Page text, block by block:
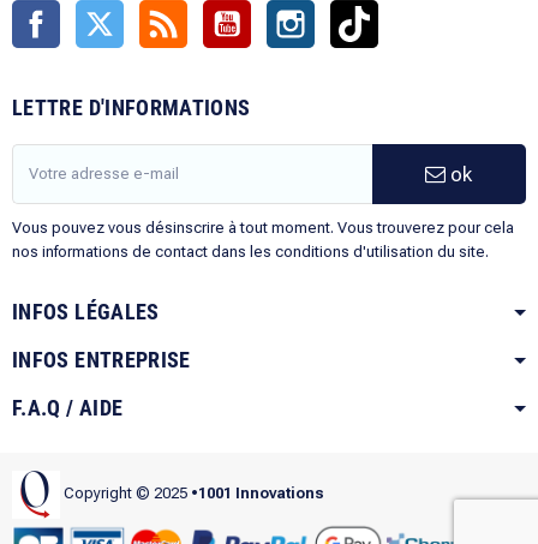
Facebook Twitter Rss YouTube Instagram
LETTRE D'INFORMATIONS
ok
Vous pouvez vous désinscrire à tout moment. Vous trouverez pour cela
nos informations de contact dans les conditions d'utilisation du site.
INFOS LÉGALES
INFOS ENTREPRISE
F.A.Q / AIDE
Copyright © 2025 •1001 Innovations